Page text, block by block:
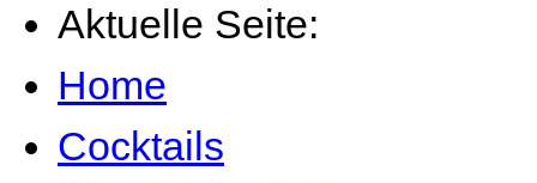
Aktuelle Seite:
Home
Cocktails